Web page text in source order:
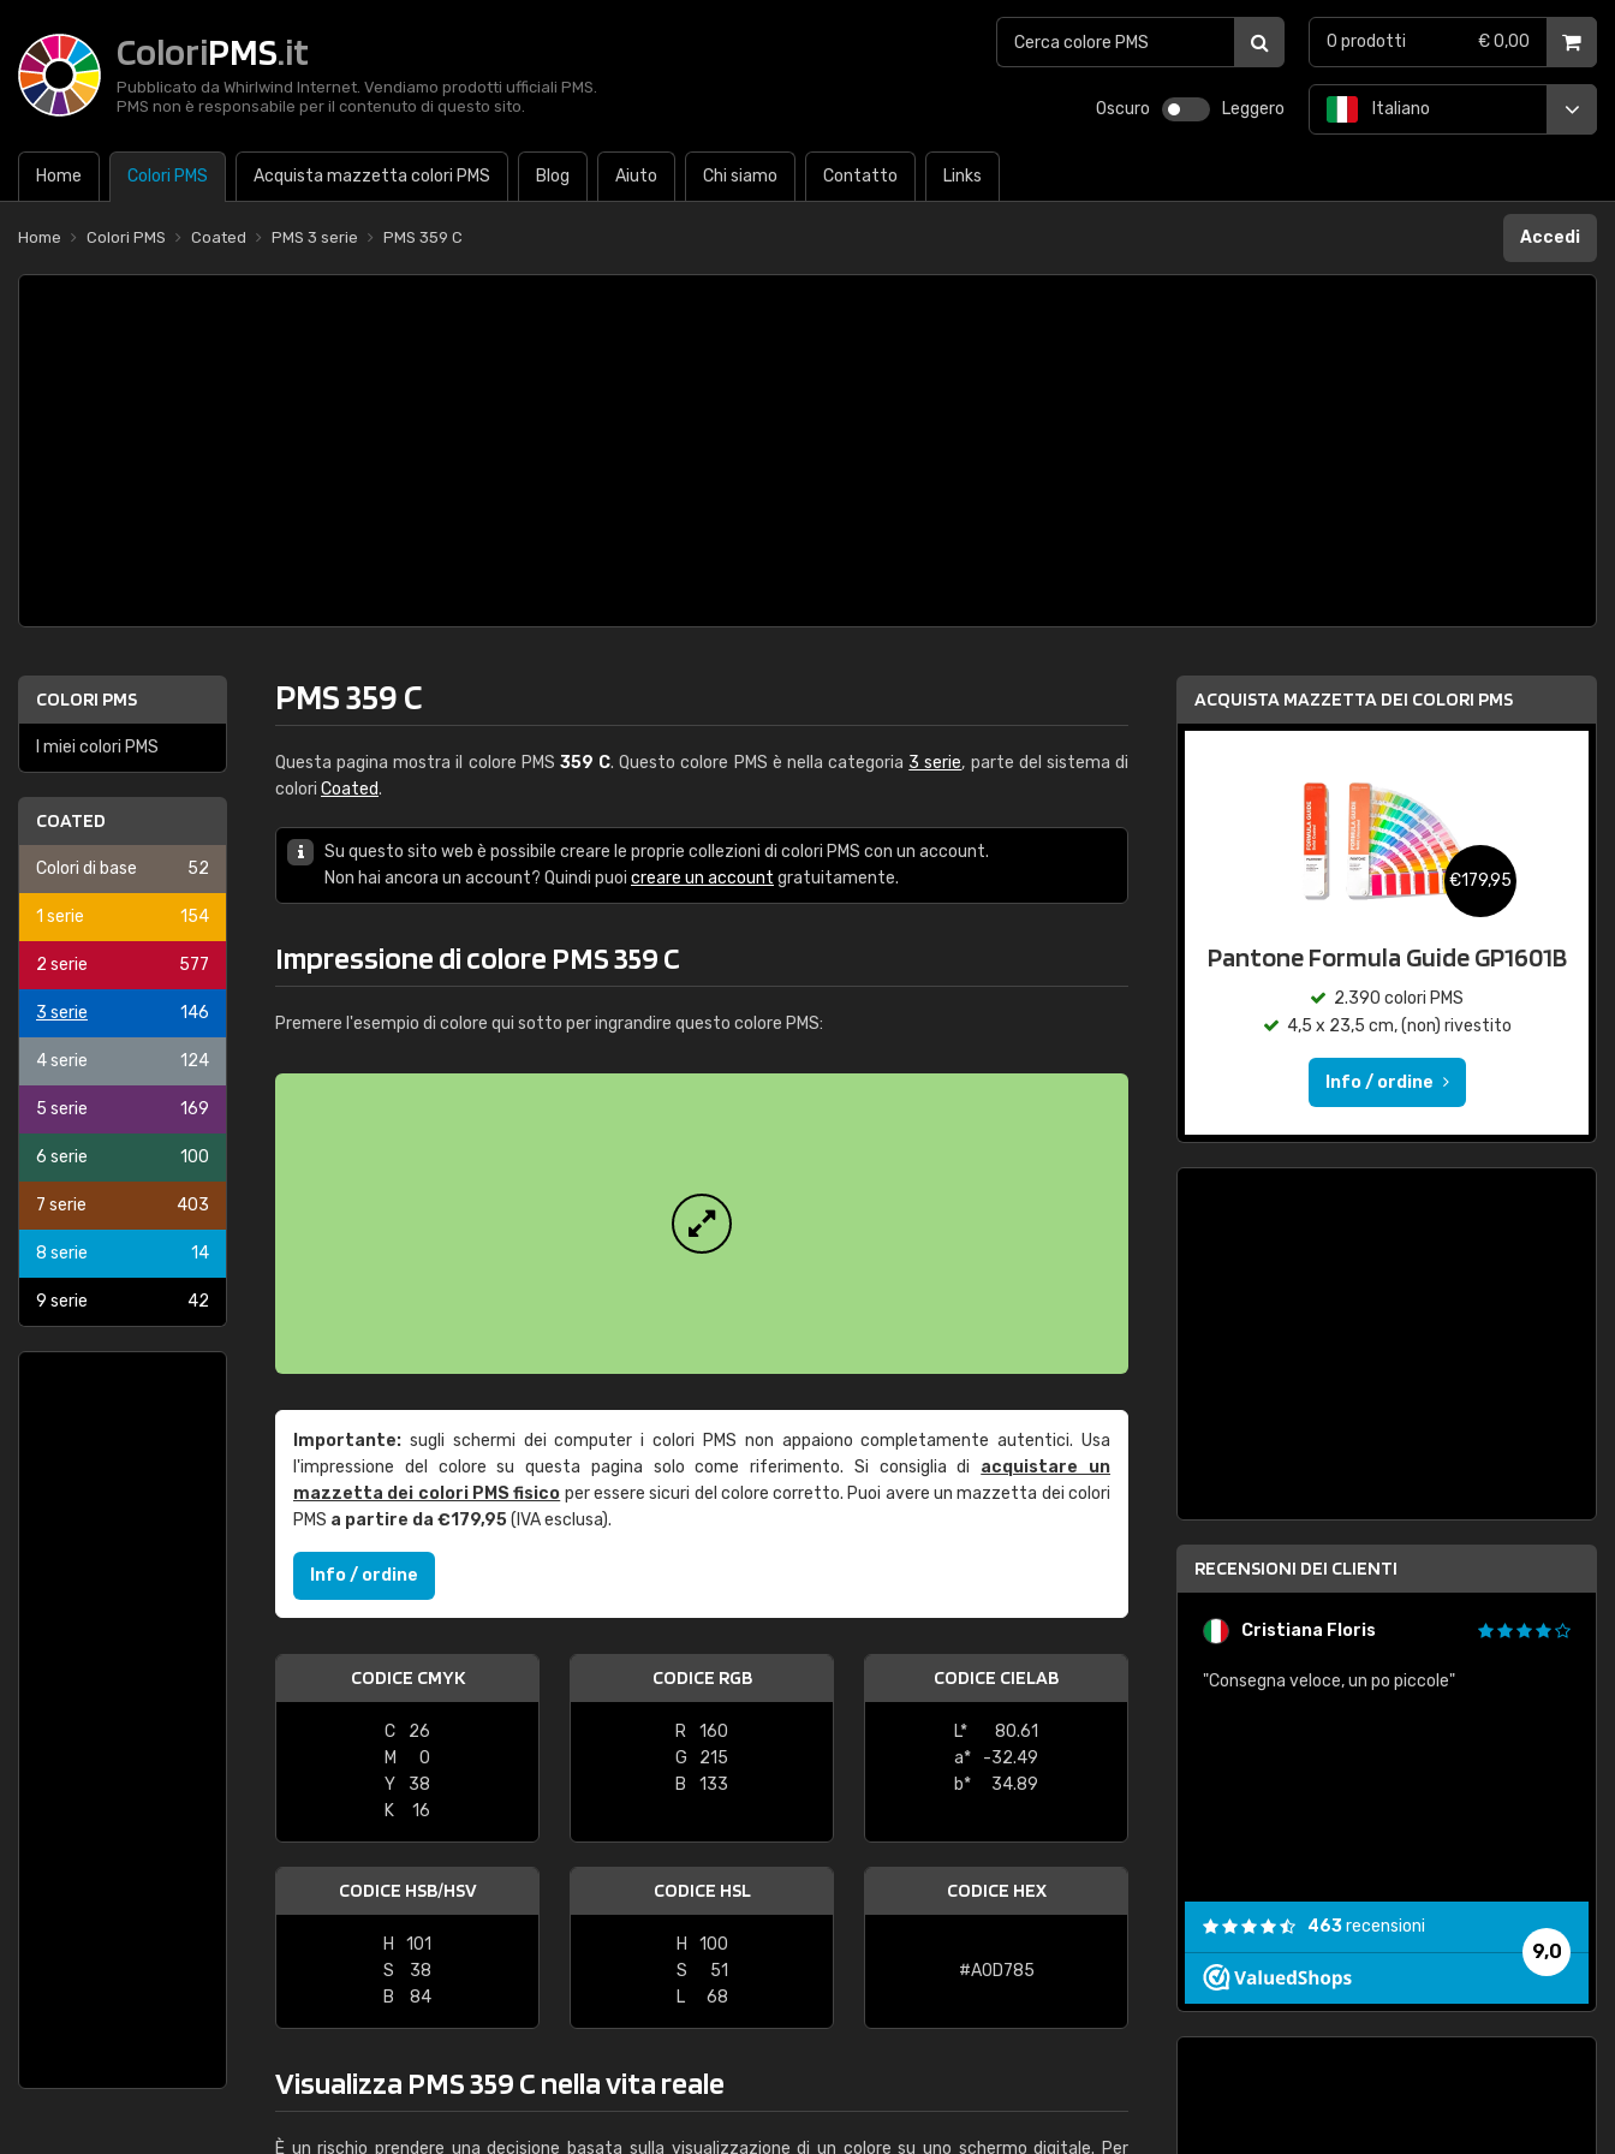
ColoriPMS.it
Pubblicato da Whirlwind Internet. Vendiamo prodotti ufficiali PMS.
PMS non è responsabile per il contenuto di questo sito.
Oscuro Leggero
Home Colori PMS Acquista mazzetta colori PMS Blog Aiuto Chi siamo Contatto Links
Italiano
0 prodotti € 0,00
Home Colori PMS Coated PMS 3 serie PMS 359 C Accedi
COLORI PMS
I miei colori PMS
COATED
Colori di base 52
1 serie 154
2 serie 577
3 serie 146
4 serie 124
5 serie 169
6 serie 100
7 serie 403
8 serie 14
9 serie 42
PMS 359 C
Questa pagina mostra il colore PMS 359 C. Questo colore PMS è nella categoria 3 serie, parte del sistema di
colori Coated.
Su questo sito web è possibile creare le proprie collezioni di colori PMS con un account.
Non hai ancora un account? Quindi puoi creare un account gratuitamente.
Impressione di colore PMS 359 C
Premere l'esempio di colore qui sotto per ingrandire questo colore PMS:
Importante: sugli schermi dei computer i colori PMS non appaiono completamente autentici. Usa
l'impressione del colore su questa pagina solo come riferimento. Si consiglia di acquistare un
mazzetta dei colori PMS fisico per essere sicuri del colore corretto. Puoi avere un mazzetta dei colori
PMS a partire da €179,95(IVA esclusa).
Info / ordine
CODICE CMYK
C
26
M
0
Y
38
K
16
CODICE RGB
R
160
G
215
B
133
CODICE CIELAB
L*
80.61
a*
-32.49
b*
34.89
CODICE HSB/HSV
H
101
S
38
B
84
CODICE HSL
H
100
S
51
L
68
CODICE HEX
#A0D785
Visualizza PMS 359 C nella vita reale
È un rischio prendere una decisione basata sulla visualizzazione di un colore su uno schermo digitale. Per
ACQUISTA MAZZETTA DEI COLORI PMS
€179,95
Pantone Formula Guide GP1601B
2.390 colori PMS
4,5 x 23,5 cm, (non) rivestito
Info / ordine
RECENSIONI DEI CLIENTI
Cristiana Floris
"Consegna veloce, un po piccole"
9,0
463recensioni